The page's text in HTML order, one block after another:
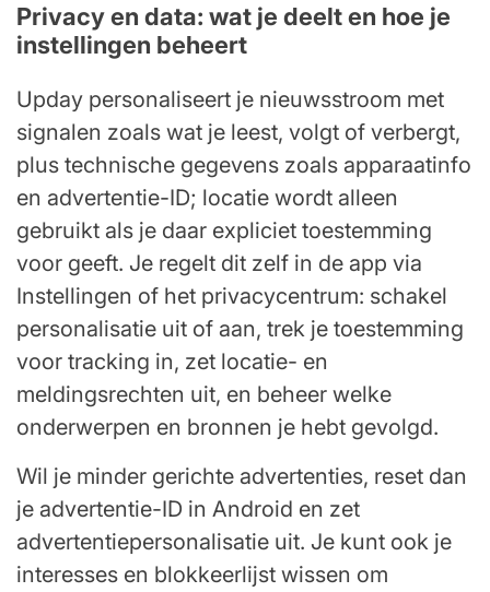
Privacy en data: wat je deelt en hoe je
instellingen beheert
Upday personaliseert je nieuwsstroom met
signalen zoals wat je leest, volgt of verbergt,
plus technische gegevens zoals apparaatinfo
en advertentie-ID; locatie wordt alleen
gebruikt als je daar expliciet toestemming
voor geeft. Je regelt dit zelf in de app via
Instellingen of het privacycentrum: schakel
personalisatie uit of aan, trek je toestemming
voor tracking in, zet locatie- en
meldingsrechten uit, en beheer welke
onderwerpen en bronnen je hebt gevolgd.
Wil je minder gerichte advertenties, reset dan
je advertentie-ID in Android en zet
advertentiepersonalisatie uit. Je kunt ook je
interesses en blokkeerlijst wissen om